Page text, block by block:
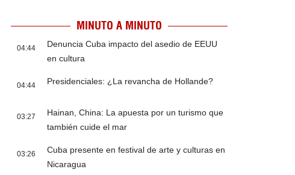
MINUTO A MINUTO
04:44
Denuncia Cuba impacto del asedio de EEUU
en cultura
04:44 Presidenciales: ¿La revancha de Hollande?
03:27
Hainan, China: La apuesta por un turismo que
también cuide el mar
03:26
Cuba presente en festival de arte y culturas en
Nicaragua